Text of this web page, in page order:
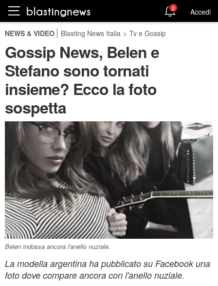
2 Accedi
NEWS & VIDEO Blasting News Italia > Tv e Gossip
Gossip News, Belen e
Stefano sono tornati
insieme? Ecco la foto
sospetta
Belen indossa ancora l'anello nuziale.
La modella argentina ha pubblicato su Facebook una
foto dove compare ancora con l'anello nuziale.